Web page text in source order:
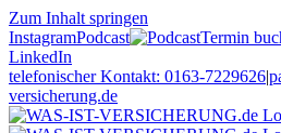
Zum Inhalt springen
InstagramPodcast
Termin
LinkedIn
telefonischer Kontakt: 0163-7229626|
versicherung.de